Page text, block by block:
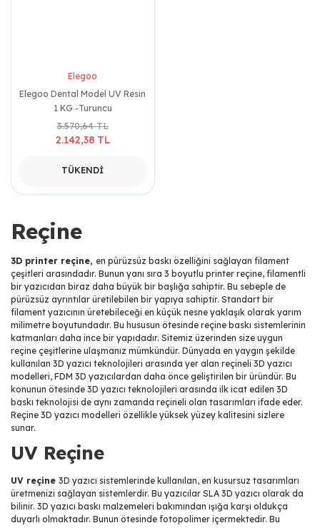
Elegoo
Elegoo Dental Model UV Resin
1 KG -Turuncu
2.142,38 TL
3.570,64 TL
TÜKENDİ
Reçine
3D printer reçine, en pürüzsüz baskı özelliğini sağlayan filament
çeşitleri arasındadır. Bunun yanı sıra 3 boyutlu printer reçine, filamentli
bir yazıcıdan biraz daha büyük bir başlığa sahiptir. Bu sebeple de
pürüzsüz ayrıntılar üretilebilen bir yapıya sahiptir. Standart bir
filament yazıcının üretebileceği en küçük nesne yaklaşık olarak yarım
milimetre boyutundadır. Bu hususun ötesinde reçine baskı sistemlerinin
katmanları daha ince bir yapıdadır. Sitemiz üzerinden size uygun
reçine çeşitlerine ulaşmanız mümkündür. Dünyada en yaygın şekilde
kullanılan 3D yazıcı teknolojileri arasında yer alan reçineli 3D yazıcı
modelleri, FDM 3D yazıcılardan daha önce geliştirilen bir üründür. Bu
konunun ötesinde 3D yazıcı teknolojileri arasında ilk icat edilen 3D
baskı teknolojisi de aynı zamanda reçineli olan tasarımları ifade eder.
Reçine 3D yazıcı modelleri özellikle yüksek yüzey kalitesini sizlere
sunar.
UV Reçine
UV reçine 3D yazıcı sistemlerinde kullanılan, en kusursuz tasarımları
üretmenizi sağlayan sistemlerdir. Bu yazıcılar SLA 3D yazıcı olarak da
bilinir. 3D yazıcı baskı malzemeleri bakımından ışığa karşı oldukça
duyarlı olmaktadır. Bunun ötesinde fotopolimer içermektedir. Bu